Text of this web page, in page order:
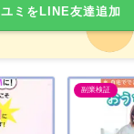
ユミをLINE友達追加
副業検証